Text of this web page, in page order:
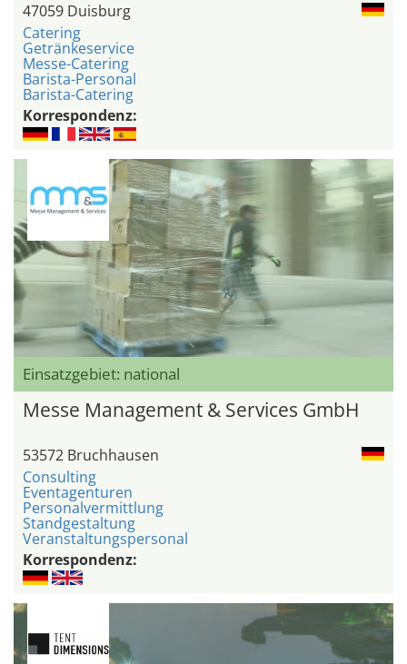
47059 Duisburg
Catering
Getränkeservice
Messe-Catering
Barista-Personal
Barista-Catering
Korrespondenz:
Einsatzgebiet: national
Messe Management & Services GmbH
53572 Bruchhausen
Consulting
Eventagenturen
Personalvermittlung
Standgestaltung
Veranstaltungspersonal
Korrespondenz: